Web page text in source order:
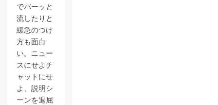
でバーッと
流したりと
緩急のつけ
方も面白
い。ニュー
スにせよチ
ャットにせ
よ、説明シ
ーンを退屈